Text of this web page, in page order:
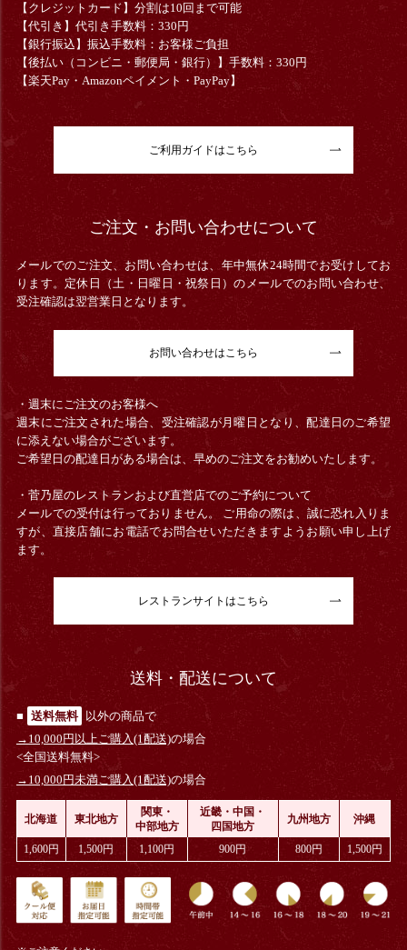
【クレジットカード】分割は10回まで可能
【代引き】代引き手数料：330円
【銀行振込】振込手数料：お客様ご負担
【後払い（コンビニ・郵便局・銀行）】手数料：330円
【楽天Pay・Amazonペイメント・PayPay】
ご利用ガイドはこちら
ご注文・お問い合わせについて
メールでのご注文、お問い合わせは、年中無休24時間でお受けしてお
ります。定休日（土・日曜日・祝祭日）のメールでのお問い合わせ、
受注確認は翌営業日となります。
お問い合わせはこちら
・週末にご注文のお客様へ
週末にご注文された場合、受注確認が月曜日となり、配達日のご希望
に添えない場合がございます。
ご希望日の配達日がある場合は、早めのご注文をお勧めいたします。
・菅乃屋のレストランおよび直営店でのご予約について
メールでの受付は行っておりません。 ご用命の際は、誠に恐れ入りま
すが、直接店舗にお電話でお問合せいただきますようお願い申し上げ
ます。
レストランサイトはこちら
送料・配送について
■ 送料無料
以外の商品で
→10,000円以上ご購入(1配送)の場合
<全国送料無料>
→10,000円未満ご購入(1配送)の場合
北海道 東北地方
関東・
中部地方
近畿・中国・
四国地方
九州地方 沖縄
1,600円 1,500円 1,100円 900円 800円 1,500円